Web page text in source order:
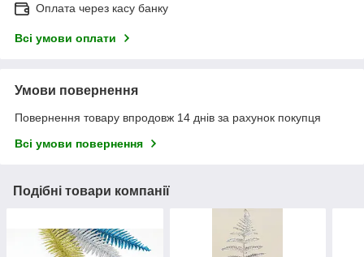
Оплата через касу банку
Всі умови оплати
Умови повернення
Повернення товару впродовж 14 днів за рахунок покупця
Всі умови повернення
Подібні товари компанії